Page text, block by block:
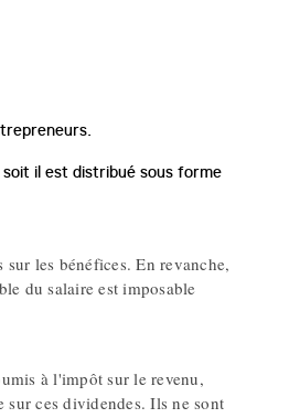
soit il est distribué sous forme
les bénéfices. En revanche,
du salaire est imposable
à l'impôt sur le revenu,
ces dividendes. Ils ne sont